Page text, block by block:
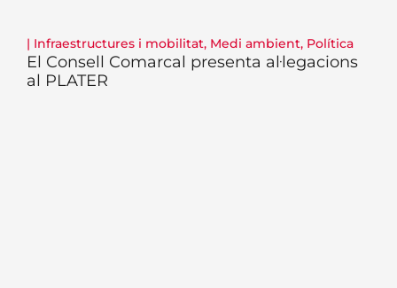
| Infraestructures i mobilitat, Medi ambient, Política
El Consell Comarcal presenta al·legacions
al PLATER